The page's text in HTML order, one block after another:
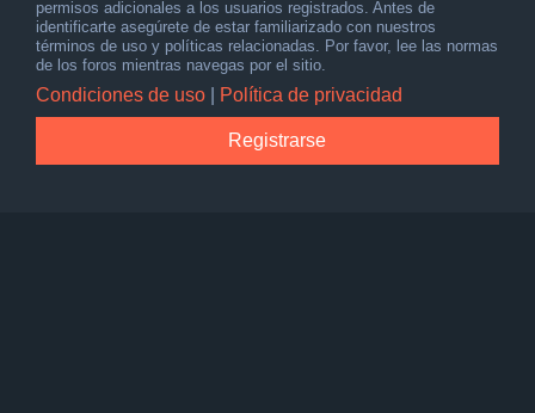
permisos adicionales a los usuarios registrados. Antes de
identificarte asegúrete de estar familiarizado con nuestros
términos de uso y políticas relacionadas. Por favor, lee las normas
de los foros mientras navegas por el sitio.
Condiciones de uso Política de privacidad
Registrarse